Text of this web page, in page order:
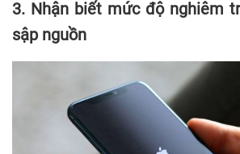
3. Nhận biết mức độ nghiêm
sập nguồn